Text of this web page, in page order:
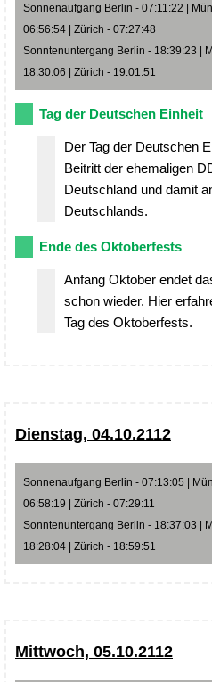
Sonnenaufgang Berlin - 07:11:22 |
06:56:54 | Zürich - 07:27:48
Sonntenuntergang Berlin - 18:39:23 |
18:30:06 | Zürich - 19:01:51
Tag der Deutschen Einheit
Der Tag der Deutschen
Beitritt der ehemaligen
Deutschland und damit
Deutschlands.
Ende des Oktoberfests
Anfang Oktober endet
schon wieder. Hier
Tag des Oktoberfests.
Dienstag, 04.10.2112
Sonnenaufgang Berlin - 07:13:05 |
06:58:19 | Zürich - 07:29:11
Sonntenuntergang Berlin - 18:37:03 |
18:28:04 | Zürich - 18:59:51
Mittwoch, 05.10.2112